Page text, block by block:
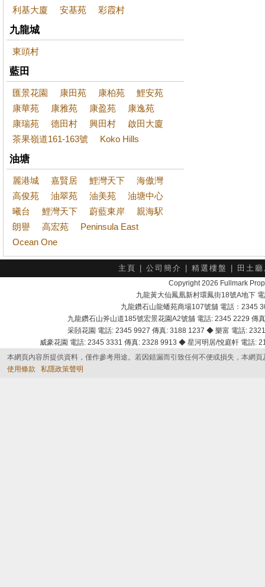
利基大廈 安基苑 彩霞村
九龍城
東頭村
藍田
匯景花園 康田苑 康柏苑
鯉安苑
康華苑
康雅苑 康盈苑
康逸苑
康瑞苑
德田村 興田村
啟田大廈
茶果嶺道161-163號
Koko Hills
油塘
麗港城 嘉賢居 鯉灣天下
海傲灣
高俊苑
油翠苑 油美苑
油塘中心
曦台
鯉灣天下 蔚藍東岸
親海駅
朗譽
高宏苑
Peninsula East
Ocean One
主頁 公司簡介 精選樓盤 田土
Copyright 2026 Fullmark
九龍黃大仙鳳凰新村環鳳街18號A地下
九龍鑽石山龍蟠苑商場107號舖 電話：2345
九龍鑽石山斧山道185號宏景花園A2號舖 電話: 2345 2229
采頣花園 電話: 2345 9927 傳真: 3188 1237 ◆ 樂富 電話:
威豪花園 電話: 2345 3331 傳真: 2328 9913 ◆ 星河明居/悅庭軒 電話
本網頁內容所提供資料，僅作參考用途。若因錯漏而引致任何不便或損失，本網
使用條款
私隱政策聲明